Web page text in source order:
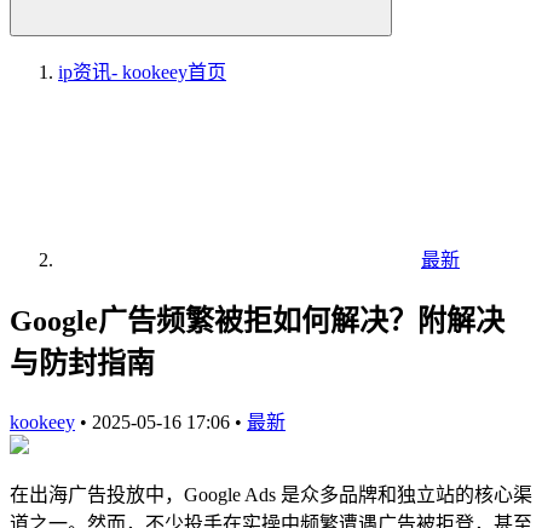
ip资讯- kookeey首页
最新
Google广告频繁被拒如何解决？附解决
与防封指南
kookeey • 2025-05-16 17:06 • 最新
在出海广告投放中，Google Ads 是众多品牌和独立站的核心渠
道之一。然而，不少投手在实操中频繁遭遇广告被拒登，甚至